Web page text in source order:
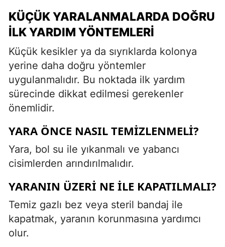
KÜÇÜK YARALANMALARDA DOĞRU
İLK YARDIM YÖNTEMLERI
Küçük kesikler ya da sıyrıklarda kolonya
yerine daha doğru yöntemler
uygulanmalıdır. Bu noktada ilk yardım
sürecinde dikkat edilmesi gerekenler
önemlidir.
YARA ÖNCE NASIL TEMIZLENMELI?
Yara, bol su ile yıkanmalı ve yabancı
cisimlerden arındırılmalıdır.
YARANIN ÜZERI NE İLE KAPATILMALI?
Temiz gazlı bez veya steril bandaj ile
kapatmak, yaranın korunmasına yardımcı
olur.